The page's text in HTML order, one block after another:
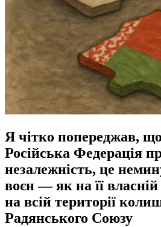
Я чітко попереджав,
Російська Федерація
незалежність, це
воєн — як на її власній
на всій території
Радянського Союзу